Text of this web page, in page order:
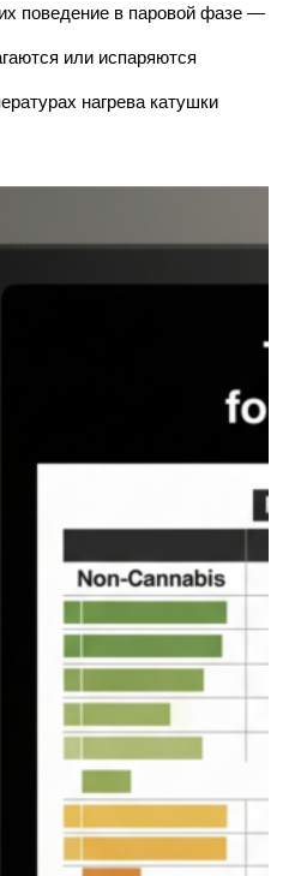
поведение в паровой фазе —
или испаряются
нагрева катушки